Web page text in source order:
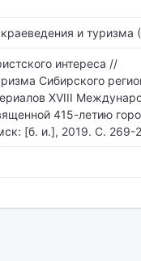
и туризма
интереса //
Сибирского
XVIII
415-летию
[б. и.], 2019. С. 269-